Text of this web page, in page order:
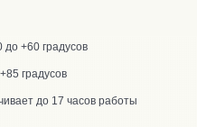
до +60 градусов
градусов
до 17 часов работы